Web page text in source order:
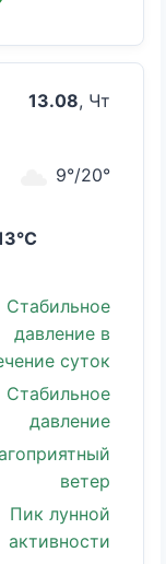
13.08, Чт
9°/20°
Стабильное
давление в
суток
Стабильное
давление
ветер
Пик лунной
активности